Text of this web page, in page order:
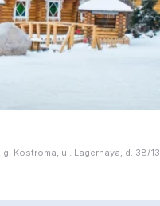
Kostroma, ul. Lagernaya, d. 38/13